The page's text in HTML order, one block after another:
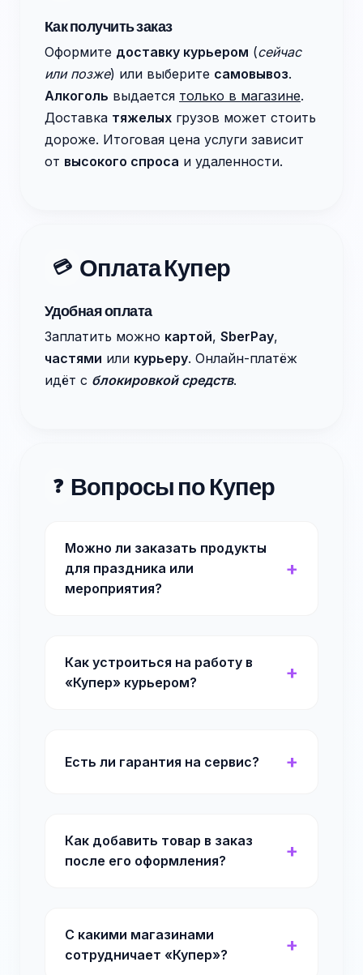
Как получить заказ
Оформите доставку курьером (сейчас
или позже) или выберите самовывоз.
Алкоголь выдается только в магазине.
Доставка тяжелых грузов может стоить
дороже. Итоговая цена услуги зависит
от высокого спроса и удаленности.
💳 Оплата Купер
Удобная оплата
Заплатить можно картой, SberPay,
частями или курьеру. Онлайн-платёж
идёт с блокировкой средств.
❓ Вопросы по Купер
Можно ли заказать продукты
для праздника или
мероприятия?
Как устроиться на работу в
«Купер» курьером?
Есть ли гарантия на сервис?
Как добавить товар в заказ
после его оформления?
С какими магазинами
сотрудничает «Купер»?